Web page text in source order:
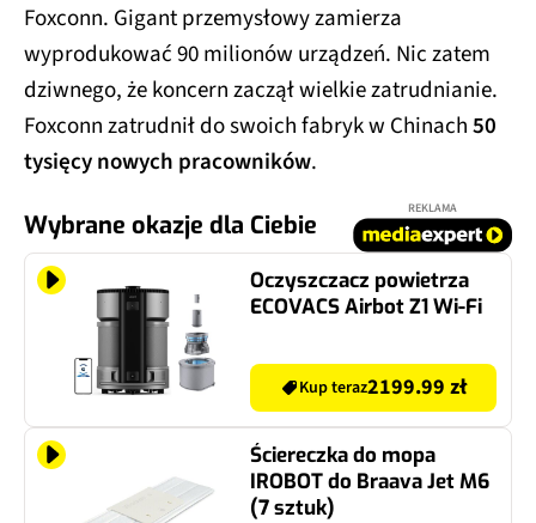
Foxconn. Gigant przemysłowy zamierza
wyprodukować 90 milionów urządzeń. Nic zatem
dziwnego, że koncern zaczął wielkie zatrudnianie.
Foxconn zatrudnił do swoich fabryk w Chinach50
tysięcy nowych pracowników.
Wybrane okazje dla Ciebie
REKLAMA
Oczyszczacz powietrza
ECOVACS Airbot Z1 Wi‑Fi
Kup teraz2199.99 zł
Ściereczka do mopa
IROBOT do Braava Jet M6
(7 sztuk)